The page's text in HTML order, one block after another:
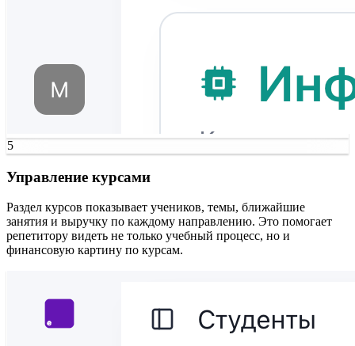
5
Управление курсами
Раздел курсов показывает учеников, темы, ближайшие
занятия и выручку по каждому направлению. Это помогает
репетитору видеть не только учебный процесс, но и
финансовую картину по курсам.